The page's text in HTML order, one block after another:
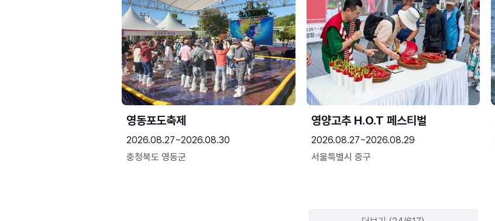
영동포도축제
2026.08.27~2026.08.30
충청북도 영동군
영양고추 H.O.T 페스티벌
2026.08.27~2026.08.29
서울특별시 중구